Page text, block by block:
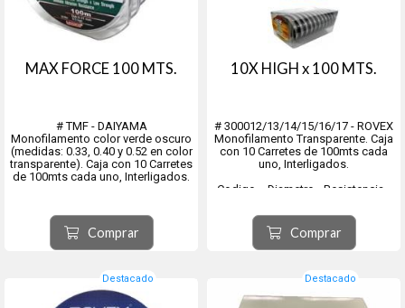
MAX FORCE 100 MTS.
# TMF - DAIYAMA
Monofilamento color verde oscuro
(medidas: 0.33, 0.40 y 0.52 en color
transparente). Caja con 10 Carretes
de 100mts cada uno, Interligados.
Metros
TMF021 - 0,21mm - 4,70Kg. -
10x100Mts
TMF023 - 0.23mm -5.60Kgs -
TMF026 - 0.26...
Comprar
10X HIGH x 100 MTS.
# 300012/13/14/15/16/17 - ROVEX
Monofilamento Transparente. Caja
con 10 Carretes de 100mts cada
uno, Interligados.
Codigo - Diametro - Resistencia -
300012 - 0.30mm - 6.80Kg -
10x100Mt
300013 - 0.35mm - 8.70Kg -
10x100Mt
10x100Mt
Comprar
Destacado Destacado